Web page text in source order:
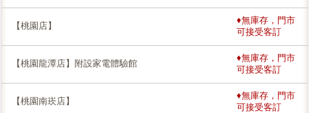
【桃園店】
♦無庫存，門市
可接受客訂
【桃園龍潭店】附設家電體驗館
♦無庫存，門市
可接受客訂
【桃園南崁店】
♦無庫存，門市
可接受客訂